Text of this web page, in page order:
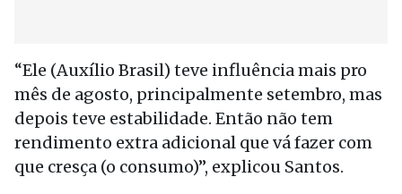
“Ele (Auxílio Brasil) teve influência mais pro
mês de agosto, principalmente setembro, mas
depois teve estabilidade. Então não tem
rendimento extra adicional que vá fazer com
que cresça (o consumo)”, explicou Santos.